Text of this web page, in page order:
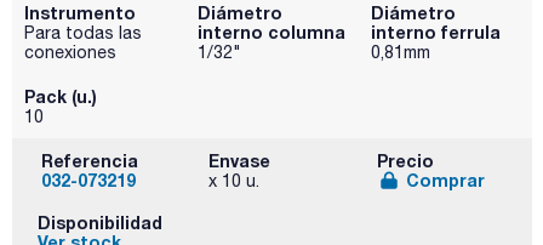
Instrumento
Para todas las
conexiones
Diámetro
interno columna
1/32"
Diámetro
interno ferrula
0,81mm
Pack (u.)
10
Referencia
032-073219
Envase
x 10 u.
Precio
Comprar
Disponibilidad